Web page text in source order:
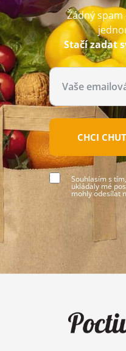
Žádný
Stačí zadat
CHCI
Souhlasím s
ukládaly mé
mohly odesílat